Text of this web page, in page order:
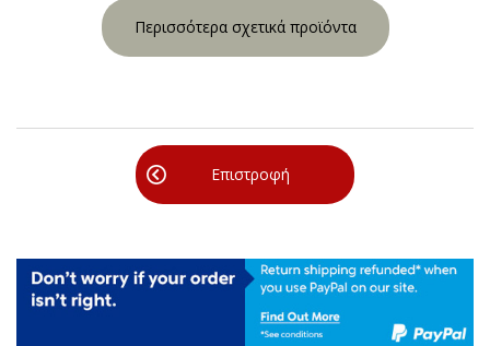
Περισσότερα σχετικά προϊόντα
Επιστροφή